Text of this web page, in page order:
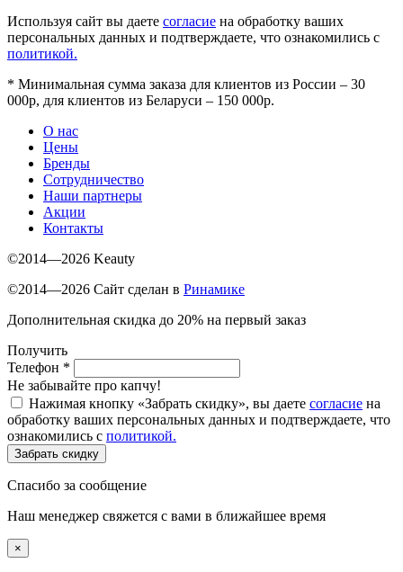
Используя сайт вы даете согласие на обработку ваших
персональных данных и подтверждаете, что ознакомились с
политикой.
* Минимальная сумма заказа для клиентов из России – 30
000р, для клиентов из Беларуси – 150 000р.
О нас
Цены
Бренды
Сотрудничество
Наши партнеры
Акции
Контакты
©2014—2026 Keauty
©2014—2026 Сайт сделан в Ринамике
Дополнительная скидка до 20% на первый заказ
Получить
Телефон *
Не забывайте про капчу!
Нажимая кнопку «Забрать скидку», вы даете согласие на
обработку ваших персональных данных и подтверждаете, что
ознакомились с политикой.
Забрать скидку
Спасибо за сообщение
Наш менеджер свяжется с вами в ближайшее время
×